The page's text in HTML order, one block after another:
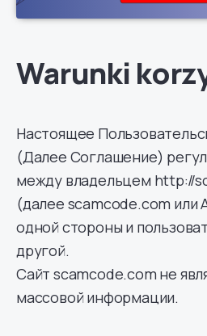
Warunki
Настоящее
(Далее Соглашение)
между владельцем http://
(далее scamcode.com или
одной стороны и
другой.
Сайт scamcode.com не
массовой информации.